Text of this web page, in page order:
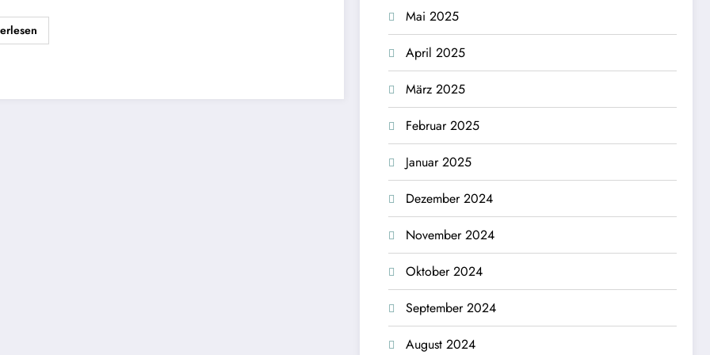
Mai 2025
April 2025
März 2025
Februar 2025
Januar 2025
Dezember 2024
November 2024
Oktober 2024
September 2024
August 2024